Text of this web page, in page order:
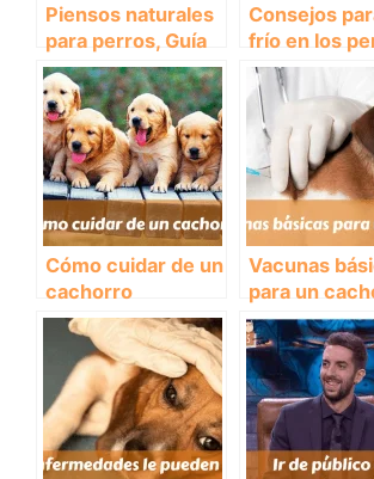
Piensos naturales
para perros, Guía
para elegir el
mejor
Consejos
frío en los
Cómo cuidar de un
cachorro
Vacunas
para un